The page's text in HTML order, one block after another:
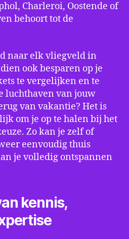
Charleroi, Oostende of
behoort tot de
naar elk vliegveld in
ook besparen op je
te vergelijken en te
luchthaven van jouw
van vakantie? Het is
om je op te halen bij het
Zo kan je zelf of
eenvoudig thuis
je volledig ontspannen
kennis,